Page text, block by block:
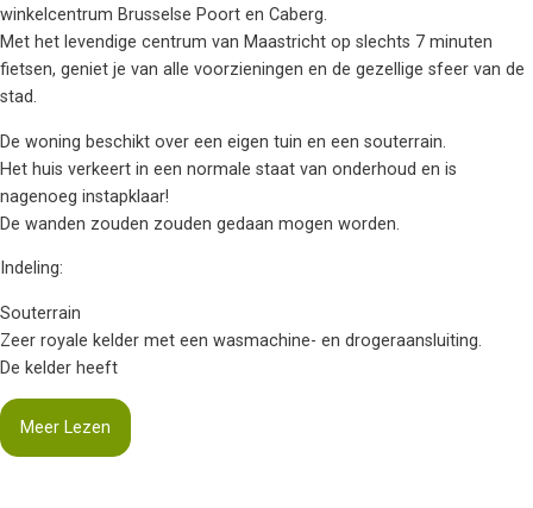
winkelcentrum Brusselse Poort en Caberg.
Met het levendige centrum van Maastricht op slechts 7 minuten
fietsen, geniet je van alle voorzieningen en de gezellige sfeer van de
stad.
De woning beschikt over een eigen tuin en een souterrain.
Het huis verkeert in een normale staat van onderhoud en is
nagenoeg instapklaar!
De wanden zouden zouden gedaan mogen worden.
Indeling:
Souterrain
Zeer royale kelder met een wasmachine- en drogeraansluiting.
De kelder heeft
Meer Lezen